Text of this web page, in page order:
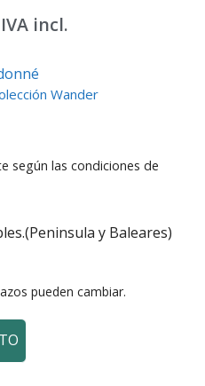
IVA incl.
Wander
según las condiciones de
y Baleares)
pueden cambiar.